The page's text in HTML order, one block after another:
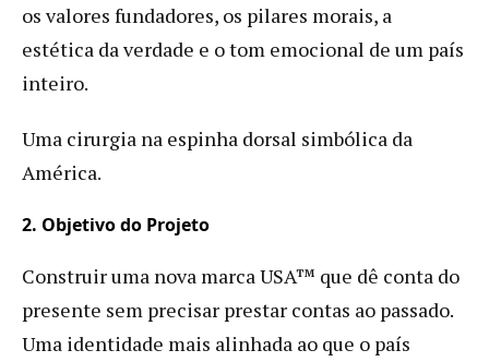
os valores fundadores, os pilares morais, a
estética da verdade e o tom emocional de um país
inteiro.
Uma cirurgia na espinha dorsal simbólica da
América.
2. Objetivo do Projeto
Construir uma nova marca USA™ que dê conta do
presente sem precisar prestar contas ao passado.
Uma identidade mais alinhada ao que o país